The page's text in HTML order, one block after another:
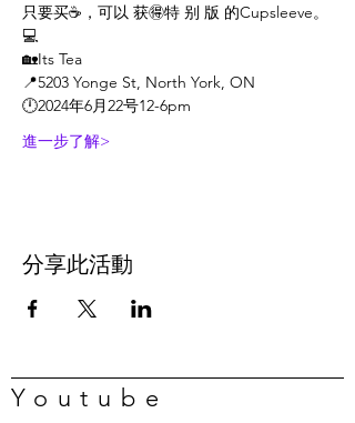
只要买☕️，可以 获🉐️特 别 版 的Cupsleeve。
💻
🏡Its Tea
📍5203 Yonge St, North York, ON
🕛2024年6月22号12-6pm
進一步了解>
分享此活動
Youtube